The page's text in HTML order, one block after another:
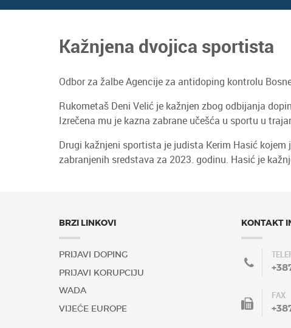
Kažnjena dvojica sportista
Odbor za žalbe Agencije za antidoping kontrolu
Rukometaš Deni Velić je kažnjen zbog odbijanja
Izrečena mu je kazna zabrane učešća u sportu u
Drugi kažnjeni sportista je judista Kerim Hasić
zabranjenih sredstava za 2023. godinu. Hasić je
BRZI LINKOVI
PRIJAVI DOPING
PRIJAVI KORUPCIJU
WADA
VIJEĆE EUROPE
KONTAKT
FAX